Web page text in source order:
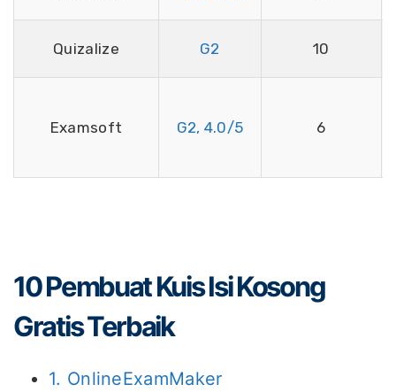
Quizalize G2 10
Examsoft G2, 4.0/5 6
10 Pembuat Kuis Isi Kosong
Gratis Terbaik
1. OnlineExamMaker